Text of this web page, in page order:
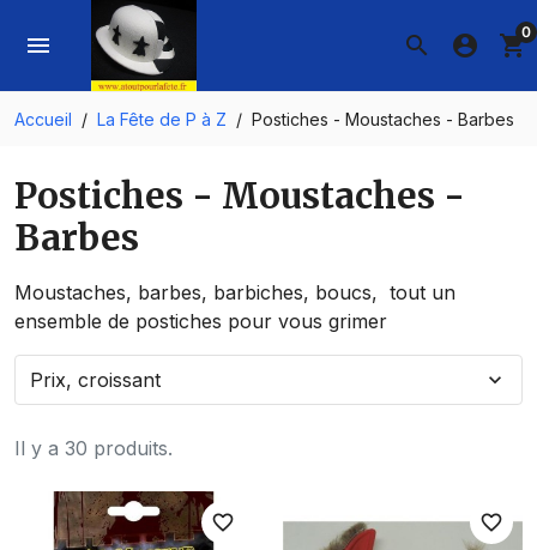
search
menu account_circle shopping_cart0
Accueil La Fête de P à Z Postiches - Moustaches - Barbes
Postiches - Moustaches -
Barbes
Moustaches, barbes, barbiches, boucs, tout un
ensemble de postiches pour vous grimer
Il y a 30 produits.
Prix, croissant expand_more
favorite_border favorite_border